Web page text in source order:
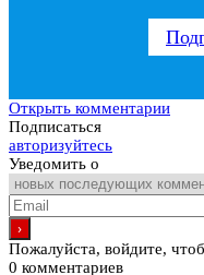
Открыть комментарии
Подписаться
авторизуйтесь
Уведомить о
Пожалуйста, войдите,
0 комментариев